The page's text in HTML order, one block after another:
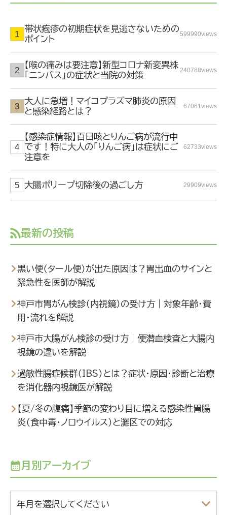
帯状疱疹の初期症状を見逃さないための
ポイント
599990views
【喉の痛みは要注意】新型コロナ新変異株
「ニンバス」の症状と当院の対策
240788views
大人に急増！マイコプラズマ肺炎の原因
と感染経路とは？
67061views
【感染症情報】百日咳とりんご病が流行中
です！特に大人の「りんご病」は症状にご
注意を
62733views
大腸ポリープ切除後の過ごし方 29909views
最新の投稿
黒い便（タール便）が出た原因は？胃出血のサインと
緊急性を医師が解説
神戸市胃がん検診（内視鏡）の受け方｜対象年齢・費
用・流れを解説
神戸市大腸がん検診の受け方｜便潜血検査と大腸内
視鏡の違いを解説
過敏性腸症候群（IBS）とは？症状・原因・診断と治療
を消化器内視鏡医が解説
【夏/冬の腹痛】季節の変わり目に増える感染性胃腸
炎（食中毒・ノロウイルス）と灘区での対応
月別アーカイブ
年月を選択してください